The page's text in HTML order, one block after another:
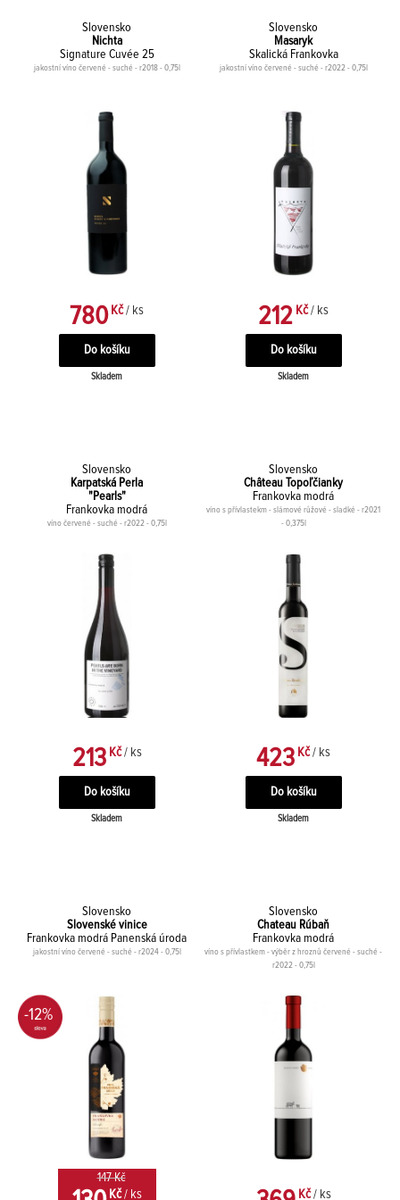
Slovensko
Nichta
Signature Cuvée 25
jakostní víno červené - suché - r2018 - 0,75l
780Kč / ks
Skladem
Slovensko
Masaryk
Skalická Frankovka
jakostní víno červené - suché - r2022 - 0,75l
212 Kč / ks
Skladem
Slovensko
Karpatská Perla
"Pearls"
Frankovka modrá
víno červené - suché - r2022 - 0,75l
213Kč / ks
Skladem
Slovensko
Château Topoľčianky
Frankovka modrá
víno s přívlastekm - slámové růžové - sladké - r2021
- 0,375l
423 Kč / ks
Skladem
Slovensko
Slovenské vinice
Frankovka modrá Panenská úroda
jakostní víno červené - suché - r2024 - 0,75l
-12%
147 Kč
Kč / ks
Slovensko
Chateau Rúbaň
Frankovka modrá
víno s přívlastkem - výběr z hroznů červené - suché -
r2022 - 0,75l
Kč / ks